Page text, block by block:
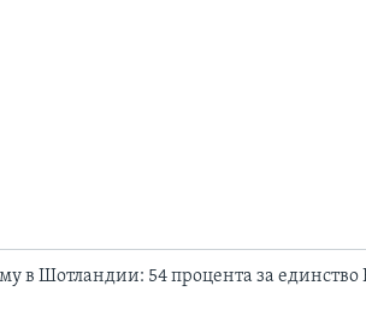
в Шотландии: 54 процента за единство